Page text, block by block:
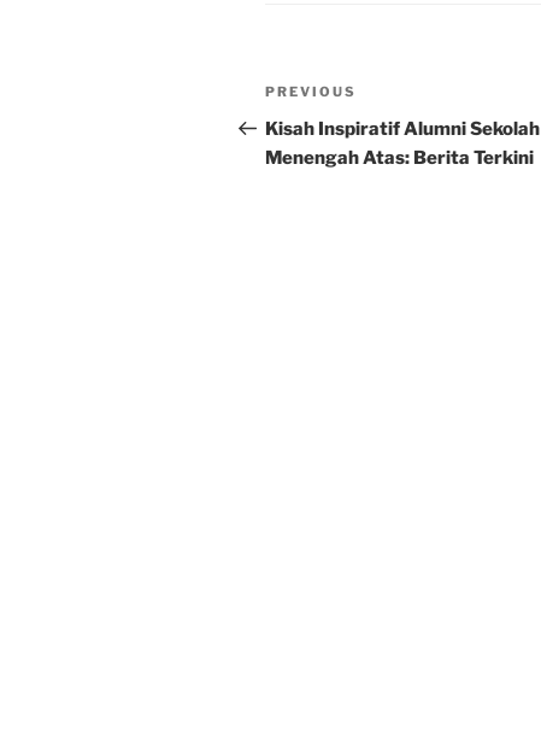
Post
navigation
Previous
Post
PREVIOUS
Kisah Inspiratif Alumni Sekolah
Menengah Atas: Berita Terkini